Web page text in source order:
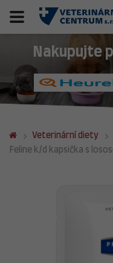
Nakupujte
Veterinární diety
Feline k/d kapsička s